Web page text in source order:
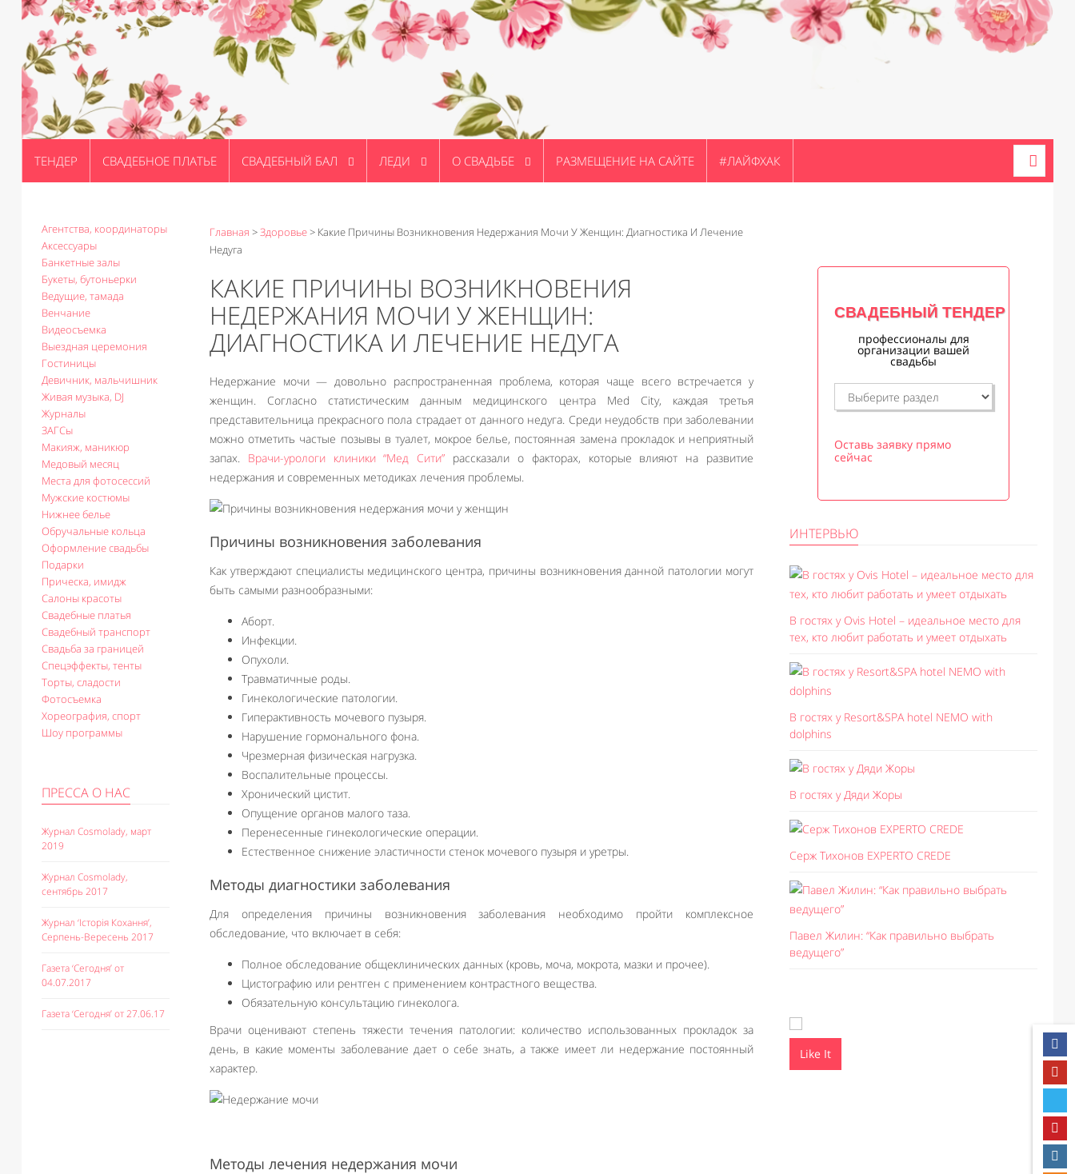
ТЕНДЕР СВАДЕБНОЕ ПЛАТЬЕ СВАДЕБНЫЙ БАЛ ЛЕДИ О СВАДЬБЕ РАЗМЕЩЕНИЕ НА САЙТЕ #ЛАЙФХАК
Агентства, координаторы
Аксессуары
Банкетные залы
Букеты, бутоньерки
Ведущие, тамада
Венчание
Видеосъемка
Выездная церемония
Гостиницы
Девичник, мальчишник
Живая музыка, DJ
Журналы
ЗАГСы
Макияж, маникюр
Медовый месяц
Места для фотосессий
Мужские костюмы
Нижнее белье
Обручальные кольца
Оформление свадьбы
Подарки
Прическа, имидж
Салоны красоты
Свадебные платья
Свадебный транспорт
Свадьба за границей
Спецэффекты, тенты
Торты, сладости
Фотосъемка
Хореография, спорт
Шоу программы
ПРЕССА О НАС
Журнал Cosmolady, март
2019
Журнал Cosmolady,
сентябрь 2017
Журнал ‘Історія Кохання’,
Серпень-Вересень 2017
Газета ‘Сегодня’ от
04.07.2017
Газета ‘Сегодня’ от 27.06.17
Главная >Здоровье> Какие Причины Возникновения Недержания Мочи У Женщин: Диагностика И Лечение
Недуга
КАКИЕ ПРИЧИНЫ ВОЗНИКНОВЕНИЯ
НЕДЕРЖАНИЯ МОЧИ У ЖЕНЩИН:
ДИАГНОСТИКА И ЛЕЧЕНИЕ НЕДУГА
Недержание мочи — довольно распространенная проблема, которая чаще всего встречается у
женщин. Согласно статистическим данным медицинского центра Med City, каждая третья
представительница прекрасного пола страдает от данного недуга. Среди неудобств при заболевании
можно отметить частые позывы в туалет, мокрое белье, постоянная замена прокладок и неприятный
запах. Врачи-урологи клиники “Мед Сити” рассказали о факторах, которые влияют на развитие
недержания и современных методиках лечения проблемы.
Причины возникновения заболевания
Как утверждают специалисты медицинского центра, причины возникновения данной патологии могут
быть самыми разнообразными:
Аборт.
Инфекции.
Опухоли.
Травматичные роды.
Гинекологические патологии.
Гиперактивность мочевого пузыря.
Нарушение гормонального фона.
Чрезмерная физическая нагрузка.
Воспалительные процессы.
Хронический цистит.
Опущение органов малого таза.
Перенесенные гинекологические операции.
Естественное снижение эластичности стенок мочевого пузыря и уретры.
Методы диагностики заболевания
Для определения причины возникновения заболевания необходимо пройти комплексное
обследование, что включает в себя:
Полное обследование общеклинических данных (кровь, моча, мокрота, мазки и прочее).
Цистографию или рентген с применением контрастного вещества.
Обязательную консультацию гинеколога.
Врачи оценивают степень тяжести течения патологии: количество использованных прокладок за
день, в какие моменты заболевание дает о себе знать, а также имеет ли недержание постоянный
характер.
Методы лечения недержания мочи
СВАДЕБНЫЙ ТЕНДЕР
профессионалы для
организации вашей
свадьбы
Оставь заявку прямо
сейчас
ИНТЕРВЬЮ
В гостях у Ovis Hotel – идеальное место для
тех, кто любит работать и умеет отдыхать
В гостях у Resort&SPA hotel NEMO with
dolphins
В гостях у Дяди Жоры
Серж Тихонов EXPERTO CREDE
Павел Жилин: “Как правильно выбрать
ведущего”
Like It Like It Like